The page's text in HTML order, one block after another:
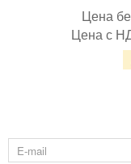
Цена
Цена с